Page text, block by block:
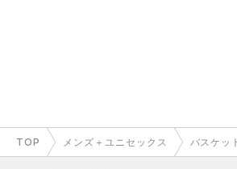
TOP メンズ＋ユニセックス バスケッ